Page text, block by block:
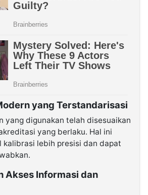
yang Terstandarisasi
yang digunakan telah disesuaikan
yang berlaku. Hal ini
kalibrasi lebih presisi dan dapat
Akses Informasi dan